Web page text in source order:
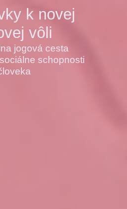
k novej
vôli
jogová cesta
schopnosti